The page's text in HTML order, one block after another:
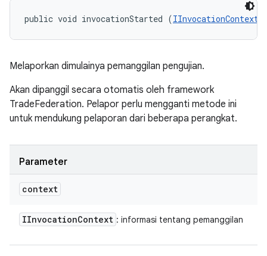
public void invocationStarted (IInvocationContext
Melaporkan dimulainya pemanggilan pengujian.
Akan dipanggil secara otomatis oleh framework
TradeFederation. Pelapor perlu mengganti metode ini
untuk mendukung pelaporan dari beberapa perangkat.
Parameter
context
IInvocationContext : informasi tentang pemanggilan